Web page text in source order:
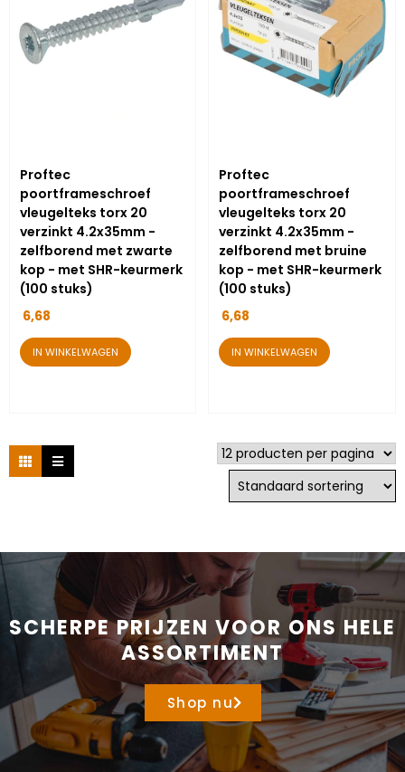
Proftec
poortframeschroef
vleugelteks torx 20
verzinkt 4.2x35mm -
zelfborend met zwarte
kop - met SHR-keurmerk
(100 stuks)
6,68
IN WINKELWAGEN
Proftec
poortframeschroef
vleugelteks torx 20
verzinkt 4.2x35mm -
zelfborend met bruine
kop - met SHR-keurmerk
(100 stuks)
6,68
IN WINKELWAGEN
SCHERPE PRIJZEN VOOR ONS HELE
ASSORTIMENT
Shop nu